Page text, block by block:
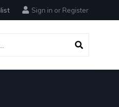
Sign in or Register